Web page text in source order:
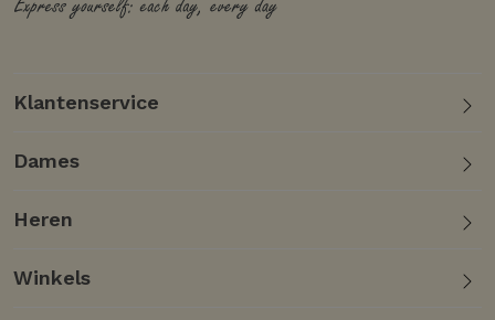
Klantenservice
Dames
Heren
Winkels